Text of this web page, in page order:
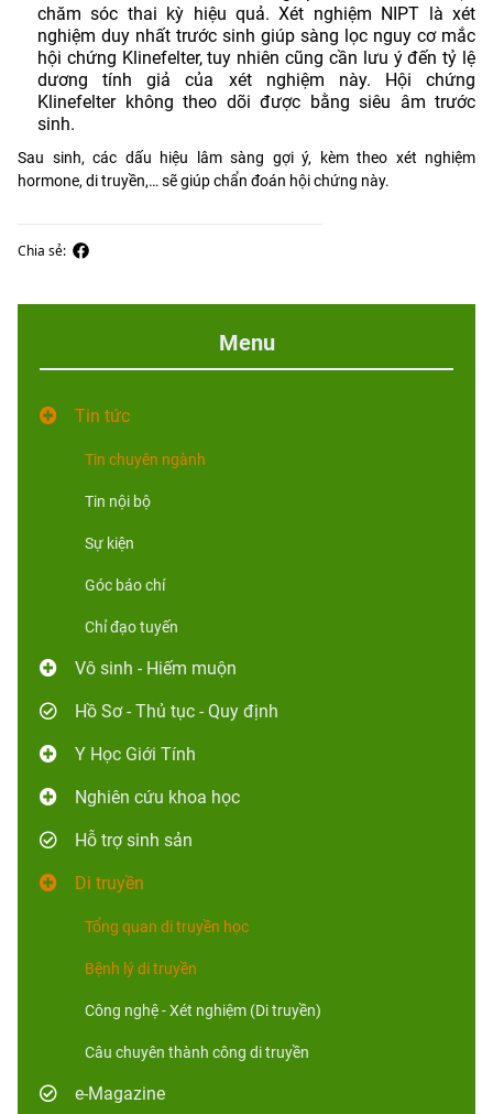
chăm sóc thai kỳ hiệu quả. Xét nghiệm NIPT là xét
nghiệm duy nhất trước sinh giúp sàng lọc nguy cơ mắc
hội chứng Klinefelter, tuy nhiên cũng cần lưu ý đến tỷ lệ
dương tính giả của xét nghiệm này. Hội chứng
Klinefelter không theo dõi được bằng siêu âm trước
sinh.
Sau sinh, các dấu hiệu lâm sàng gợi ý, kèm theo xét nghiệm
hormone, di truyền,… sẽ giúp chẩn đoán hội chứng này.
Chia sẻ:
Menu
Tin tức
Tin chuyên ngành
Tin nội bộ
Sự kiện
Góc báo chí
Chỉ đạo tuyến
Vô sinh - Hiếm muộn
Hồ Sơ - Thủ tục - Quy định
Y Học Giới Tính
Nghiên cứu khoa học
Hỗ trợ sinh sản
Di truyền
Tổng quan di truyền học
Bệnh lý di truyền
Công nghệ - Xét nghiệm (Di truyền)
Câu chuyên thành công di truyền
e-Magazine